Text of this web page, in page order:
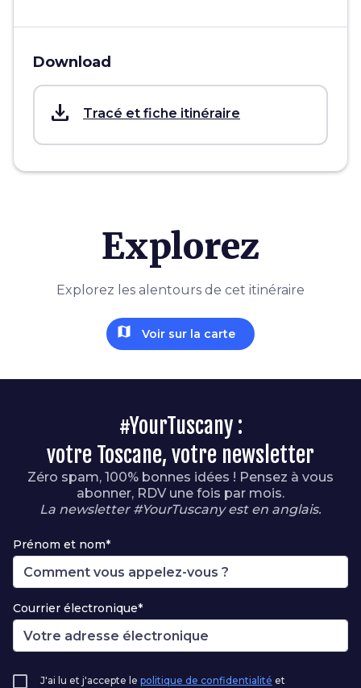
Download
save_alt Tracé et fiche itinéraire
Explorez
Explorez les alentours de cet itinéraire
map Voir sur la carte
#YourTuscany :
votre Toscane, votre newsletter
Zéro spam, 100% bonnes idées ! Pensez à vous
abonner, RDV une fois par mois.
La newsletter #YourTuscany est en anglais.
Prénom et nom*
Courrier électronique*
J'ai lu et j'accepte le politique de confidentialité et